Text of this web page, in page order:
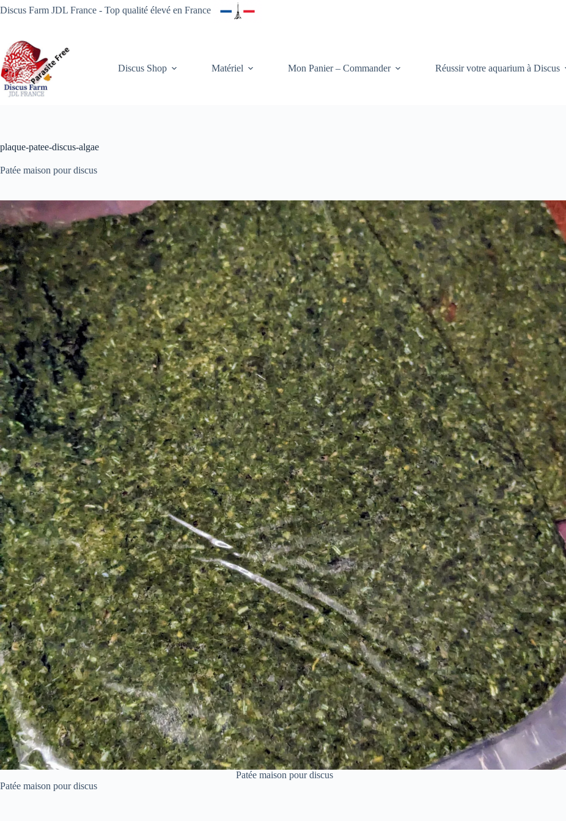
Passer
au
Discus Farm JDL France - Top qualité élevé en France
Discus Shop Matériel Mon Panier – Commander Réussir votre aquarium à Discus
plaque-patee-discus-algae
Patée maison pour discus
Patée maison pour discus
Patée maison pour discus